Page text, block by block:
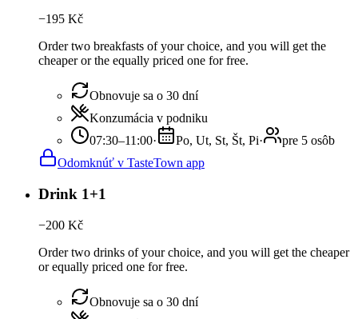
−195 Kč
Order two breakfasts of your choice, and you will get the
cheaper or the equally priced one for free.
Obnovuje sa o 30 dní
Konzumácia v podniku
07:30–11:00· Po, Ut, St, Št, Pi·
pre 5 osôb
Odomknúť v TasteTown app
Drink 1+1
−200 Kč
Order two drinks of your choice, and you will get the cheaper
or equally priced one for free.
Obnovuje sa o 30 dní